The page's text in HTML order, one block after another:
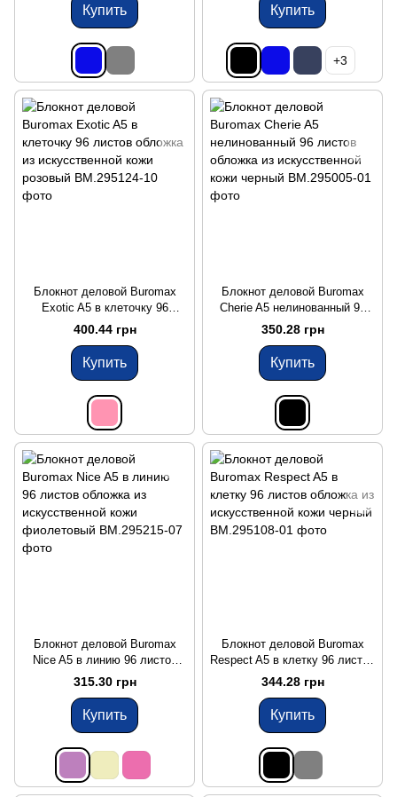
Купить Купить
+3
Блокнот деловой Buromax
Exotic A5 в клеточку 96
листов обложка из
искусственной кожи розовый
400.44 грн
Купить
Блокнот деловой Buromax
Cherie A5 нелинованный 96
листов обложка из
искусственной кожи черный
350.28 грн
Купить
Блокнот деловой Buromax
Nice A5 в линию 96 листов
обложка из искусственной
кожи фиолетовый
315.30 грн
Купить
Блокнот деловой Buromax
Respect A5 в клетку 96 листов
обложка из искусственной
кожи черный
344.28 грн
Купить